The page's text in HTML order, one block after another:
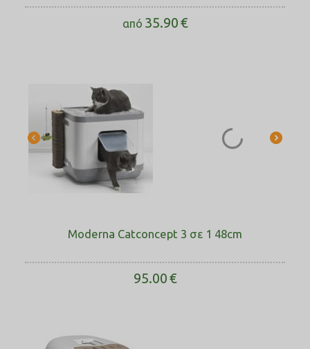
από 35.90€
Moderna Catconcept 3 σε 1 48cm
95.00€